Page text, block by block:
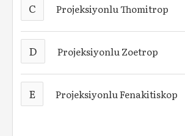
C Projeksiyonlu Thomitrop
D Projeksiyonlu Zoetrop
E Projeksiyonlu Fenakitiskop